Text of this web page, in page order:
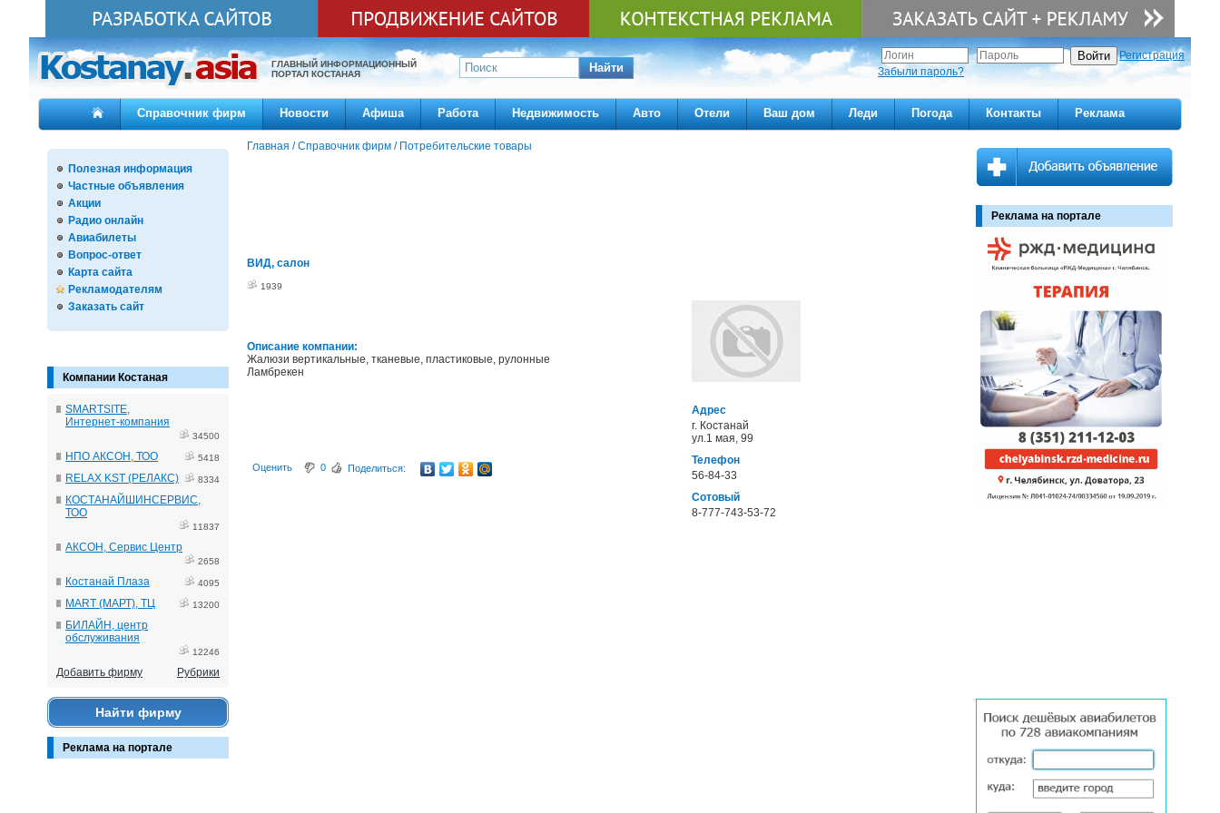
ГЛАВНЫЙ ИНФОРМАЦИОННЫЙ
ПОРТАЛ КОСТАНАЯ
Найти
Регистрация
Забыли пароль?
Справочник фирм Новости Афиша Работа Недвижимость Авто Отели Ваш дом Леди Погода Контакты Реклама
Полезная информация
Частные объявления
Акции
Радио онлайн
Авиабилеты
Вопрос-ответ
Карта сайта
Рекламодателям
Заказать сайт
Компании Костаная
SMARTSITE,
Интернет-компания
34500
НПО АКСОН, ТОО 5418
RELAX KST (РЕЛАКС) 8334
КОСТАНАЙШИНСЕРВИС,
ТОО
11837
АКСОН, Сервис Центр
2658
Костанай Плаза 4095
MART (МАРТ), ТЦ 13200
БИЛАЙН, центр
обслуживания
12246
Добавить фирму Рубрики
Найти фирму
Реклама на портале
Главная /Справочник фирм / Потребительские товары
ВИД, салон
1939
Описание компании:
Жалюзи вертикальные, тканевые, пластиковые, рулонные
Ламбрекен
Адрес
г. Костанай
ул.1 мая, 99
Телефон
56-84-33
Сотовый
8-777-743-53-72
Оценить 0 Поделиться:
Реклама на портале